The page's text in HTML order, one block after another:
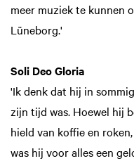
meer muziek te kunnen
Lüneborg.'
Soli Deo Gloria
'Ik denk dat hij in
zijn tijd was. Hoewel hij
hield van koffie en
was hij voor alles een